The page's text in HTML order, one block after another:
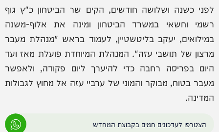
לפני כשנה ושלושה חודשים, הקים שר הביטחון כ"ץ גוף
רשמי וחשאי במשרד הביטחון ומינה את אלוף-משנה
במילואים, יעקב בליטשטיין, לעמוד בראש "מנהלת מעבר
מרצון של תושבי עזה". המנהלת המיוחדת פועלת מאז ועד
היום בפריסה רחבה כדי להיערך ליום פקודה, ולאפשר
מעבר בטוח, מבוקר והמוני של ערביי עזה אל מחוץ לגבולות
המדינה.
הצטרפו לעדכונים חמים בקבוצת המחדש